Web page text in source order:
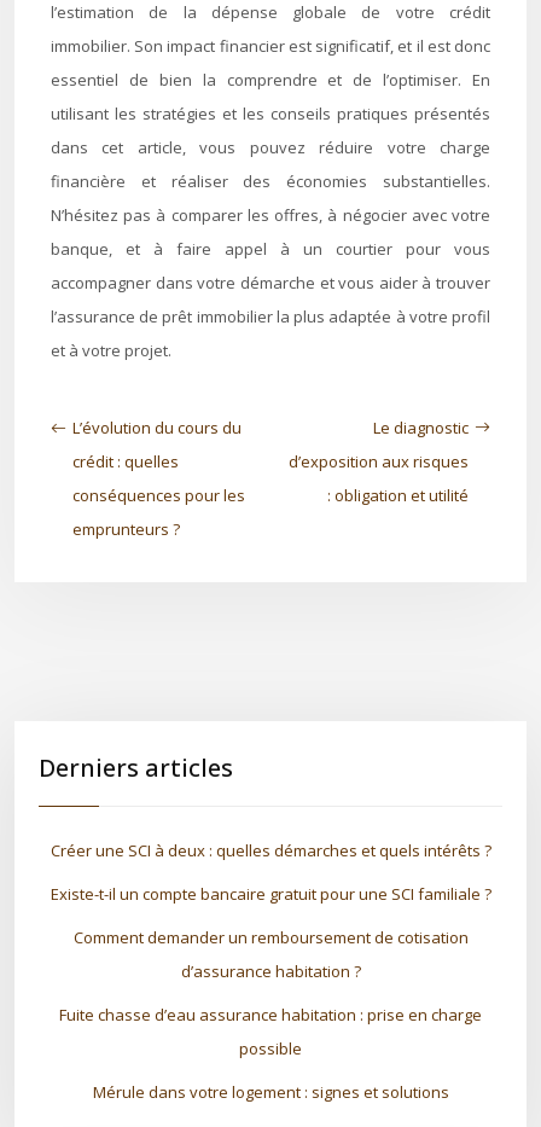
l’estimation de la dépense globale de votre crédit
immobilier. Son impact financier est significatif, et il est donc
essentiel de bien la comprendre et de l’optimiser. En
utilisant les stratégies et les conseils pratiques présentés
dans cet article, vous pouvez réduire votre charge
financière et réaliser des économies substantielles.
N’hésitez pas à comparer les offres, à négocier avec votre
banque, et à faire appel à un courtier pour vous
accompagner dans votre démarche et vous aider à trouver
l’assurance de prêt immobilier la plus adaptée à votre profil
et à votre projet.
L’évolution du cours du
crédit : quelles
conséquences pour les
emprunteurs ?
Le diagnostic
d’exposition aux risques
: obligation et utilité
Derniers articles
Créer une SCI à deux : quelles démarches et quels intérêts ?
Existe-t-il un compte bancaire gratuit pour une SCI familiale ?
Comment demander un remboursement de cotisation
d’assurance habitation ?
Fuite chasse d’eau assurance habitation : prise en charge
possible
Mérule dans votre logement : signes et solutions